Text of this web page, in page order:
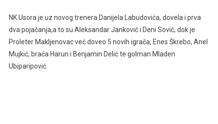
NK Usora je uz novog trenera Danijela Labudovića, dovela i prva
dva pojačanja,a to su Aleksandar Janković i Deni Sović, dok je
Proleter Makljenovac već doveo 5 novih igrača, Enes Škrebo, Anel
Mujkić, braća Harun i Benjamin Delić te golman Mladen
Ubiparipović.